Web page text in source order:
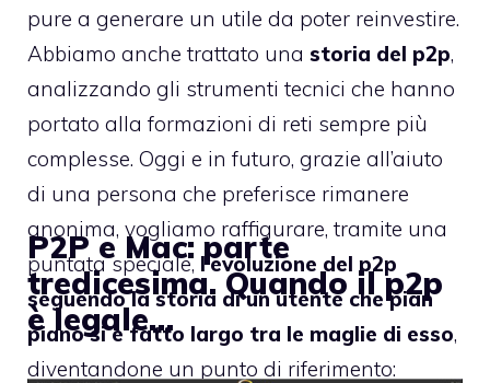
pure a generare un utile da poter reinvestire.
Abbiamo anche trattato una storia del p2p,
analizzando gli strumenti tecnici che hanno
portato alla formazioni di reti sempre più
complesse. Oggi e in futuro, grazie all’aiuto
di una persona che preferisce rimanere
anonima, vogliamo raffigurare, tramite una
puntata speciale, l’evoluzione del p2p
seguendo la storia di un utente che pian
piano si è fatto largo tra le maglie di esso,
diventandone un punto di riferimento:
P2P e Mac: parte
tredicesima. Quando il p2p
è legale…